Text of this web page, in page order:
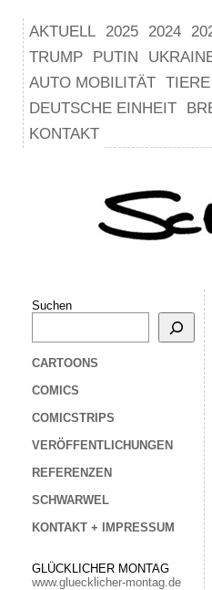
AKTUELL 2025 2024
TRUMP
PUTIN
AUTO MOBILITÄT
DEUTSCHE EINHEIT
KONTAKT
Suchen
CARTOONS
COMICS
COMICSTRIPS
VERÖFFENTLICHUNGEN
REFERENZEN
SCHWARWEL
KONTAKT + IMPRESSUM
GLÜCKLICHER MONTAG
www.gluecklicher-montag.de